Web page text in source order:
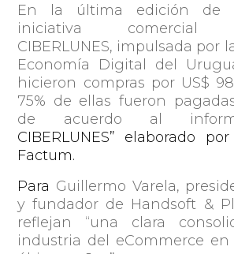
En la última edición de
iniciativa comercial
CIBERLUNES, impulsada por
Economía Digital del
hicieron compras por US$
75% de ellas fueron
de acuerdo al
CIBERLUNES” elaborado
Factum.
Para Guillermo Varela,
y fundador de Handsoft &
reflejan “una clara
industria del eCommerce